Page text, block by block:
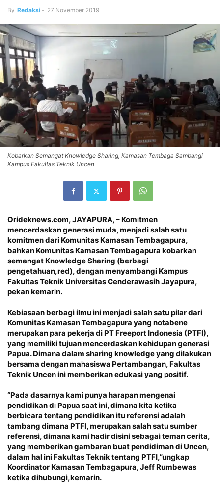
By Redaksi - 27 November 2019
Kobarkan Semangat Knowledge Sharing, Kamasan Tembaga Sambangi
Kampus Fakultas Teknik Uncen
Orideknews.com, JAYAPURA, – Komitmen
mencerdaskan generasi muda, menjadi salah satu
komitmen dari Komunitas Kamasan Tembagapura,
bahkan Komunitas Kamasan Tembagapura kobarkan
semangat Knowledge Sharing (berbagi
pengetahuan,red), dengan menyambangi Kampus
Fakultas Teknik Universitas Cenderawasih Jayapura,
pekan kemarin.
Kebiasaan berbagi ilmu ini menjadi salah satu pilar dari
Komunitas Kamasan Tembagapura yang notabene
merupakan para pekerja di PT Freeport Indonesia (PTFI),
yang memiliki tujuan mencerdaskan kehidupan generasi
Papua. Dimana dalam sharing knowledge yang dilakukan
bersama dengan mahasiswa Pertambangan, Fakultas
Teknik Uncen ini memberikan edukasi yang positif.
“Pada dasarnya kami punya harapan mengenai
pendidikan di Papua saat ini, dimana kita ketika
berbicara tentang pendidikan itu referensi adalah
tambang dimana PTFI, merupakan salah satu sumber
referensi, dimana kami hadir disini sebagai teman cerita,
yang memberikan gambaran buat pendidiman di Uncen,
dalam hal ini Fakultas Teknik tentang PTFI,”ungkap
Koordinator Kamasan Tembagapura, Jeff Rumbewas
ketika dihubungi,kemarin.